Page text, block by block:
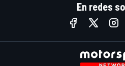
En redes